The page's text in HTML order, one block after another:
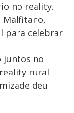
no reality.
Malfitano,
para celebrar
juntos no
rural.
deu